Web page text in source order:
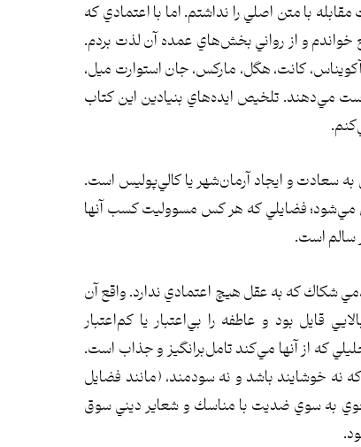
با متن اصلي را نداشتم. اما با اعتمادي كه
خواندم و از رواني بخش‌هاي عمده آن لذت بردم.
آكويناس، كانت، هگل، ماركس، جان استوارت ميل،
دست مي‌دهند. تلخيص ايده‌هاي بنيادين اين كتاب
سعادت و ايجاد آرمان‌شهر يا كالي‌پوليس است.
مي‌شود؛ فضايلي كه هر كس مسووليت كسب آنها
سالم است.
شكاك كه به عقل هيچ اعتمادي ندارد. واقع آن
قايل بود و عاطفه را بي‌اعتبار يا كم‌اعتبار
كه از آنها مي‌كند تامل‌برانگيز و جذاب است.
نه خوشايند باشد و نه سودمند، (مانند فضايل
به سوي ضديت با مناسك و شعاير ديني سوق